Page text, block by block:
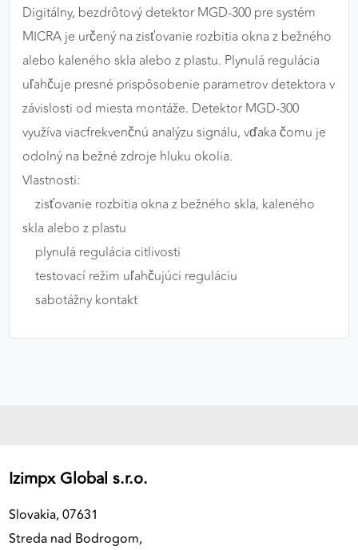
Digitálny, bezdrôtový detektor MGD-300 pre systém
MICRA je určený na zisťovanie rozbitia okna z bežného
alebo kaleného skla alebo z plastu. Plynulá regulácia
uľahčuje presné prispôsobenie parametrov detektora v
závislosti od miesta montáže. Detektor MGD-300
využíva viacfrekvenčnú analýzu signálu, vďaka čomu je
odolný na bežné zdroje hluku okolia.
Vlastnosti:
zisťovanie rozbitia okna z bežného skla, kaleného
skla alebo z plastu
plynulá regulácia citlivosti
testovací režim uľahčujúci reguláciu
sabotážny kontakt
Izimpx Global s.r.o.
Slovakia, 07631
Streda nad Bodrogom,
výkon a funkčnosť našich stránok.
Google Analytics
Poskytovateľ: Google
MARKETINGOVÉ COOKIES
Marketingové cookies sa používajú na sledovanie
stránkami. Umožňujú nám a našim partnerom
zobrazovať cielenú a relevantnú reklamu, a to na
našom webe aj v reklamných sieťach tretích strán.